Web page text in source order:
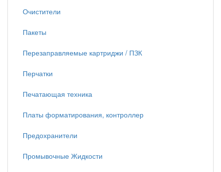
Очистители
Пакеты
Перезаправляемые картриджи / ПЗК
Перчатки
Печатающая техника
Платы форматирования, контроллер
Предохранители
Промывочные Жидкости